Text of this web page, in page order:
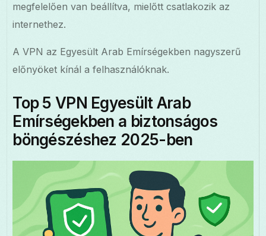
Magyar
megfelelően van beállítva, mielőtt csatlakozik az
internethez.
A VPN az Egyesült Arab Emírségekben nagyszerű
előnyöket kínál a felhasználóknak.
Top 5 VPN Egyesült Arab
Emírségekben a biztonságos
böngészéshez 2025-ben